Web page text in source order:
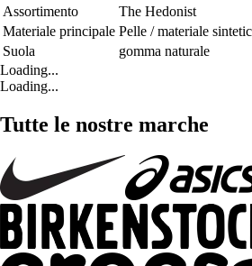
Assortimento
The Hedonist
Materiale principale Pelle / materiale
Suola
gomma naturale
Loading...
Loading...
Tutte le nostre marche